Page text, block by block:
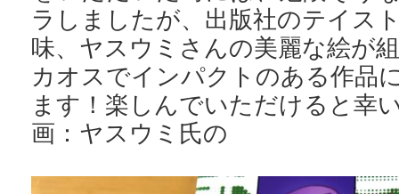
ラしましたが、出版社のテイス
味、ヤスウミさんの美麗な絵が
カオスでインパクトのある作品
ます！楽しんでいただけると幸
画：ヤスウミ氏の